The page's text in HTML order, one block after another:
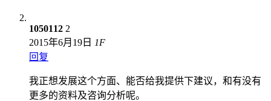
1050112 2
2015年6月19日 1F
回复
我正想发展这个方面、能否给我提供下建议，和有没有
更多的资料及咨询分析呢。